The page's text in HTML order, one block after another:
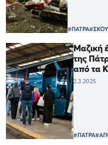
#ΠΑΤΡΑ
Μαζική
της
από τα
2.3.2025
#ΠΑΤΡΑ